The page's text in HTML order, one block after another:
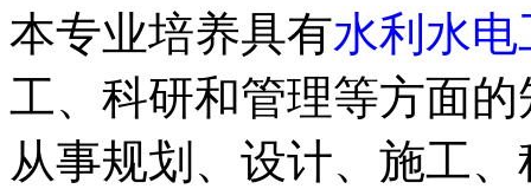
本专业培养具有水利水电
工、科研和管理等方面
从事规划、设计、施工